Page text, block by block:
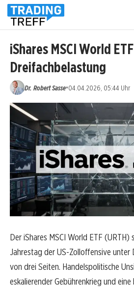
iShares MSCI World
Dreifachbelastung
Dr. Robert Sasse•04.04.2026, 05:44 Uhr
Der iShares MSCI World ETF
Jahrestag der US-Zolloffensive
von drei Seiten. Handelspolitische
eskalierender Gebührenkrieg und